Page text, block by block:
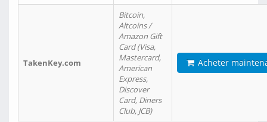
TakenKey.com
Bitcoin,
Altcoins /
Amazon Gift
Card (Visa,
Mastercard,
American
Express,
Discover
Card, Diners
Club, JCB)
Acheter